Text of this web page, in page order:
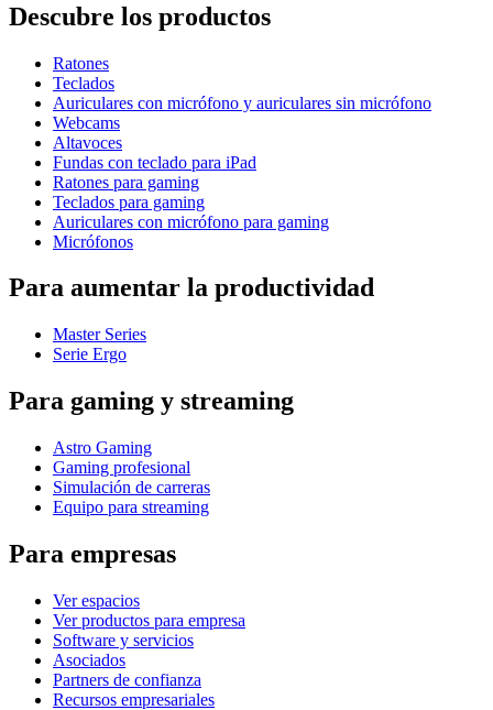
Descubre los productos
Ratones
Teclados
Auriculares con micrófono y auriculares sin micrófono
Webcams
Altavoces
Fundas con teclado para iPad
Ratones para gaming
Teclados para gaming
Auriculares con micrófono para gaming
Micrófonos
Para aumentar la productividad
Master Series
Serie Ergo
Para gaming y streaming
Astro Gaming
Gaming profesional
Simulación de carreras
Equipo para streaming
Para empresas
Ver espacios
Ver productos para empresa
Software y servicios
Asociados
Partners de confianza
Recursos empresariales